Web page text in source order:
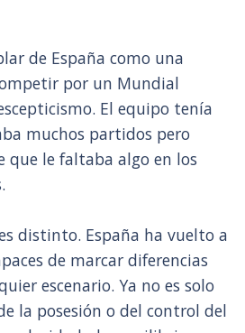
de España como una
por un Mundial
El equipo tenía
muchos partidos pero
que le faltaba algo en los
distinto. España ha vuelto a
de marcar diferencias
escenario. Ya no es solo
la posesión o del control del